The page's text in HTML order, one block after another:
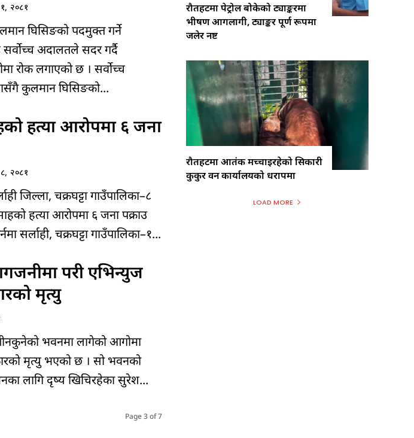
२०८१
घिसिङको पदमुक्त गर्ने
सर्वोच्च अदालतले सदर गर्दै
रोक लगाएको छ । सर्वोच्च
कुलमान घिसिङको...
हत्या आरोपमा ६ जना
२०८१
जिल्ला, चक्रघट्टा गाउँपालिका–८
हत्या आरोपमा ६ जना पक्राउ
सर्लाही, चक्रघट्टा गाउँपालिका–१...
परी एभिन्युज
मृत्यु
भवनमा लागेको आगोमा
मृत्यु भएको छ । सो भवनको
लागि दृष्य खिचिरहेका सुरेश...
Page 3 of 7
रौतहटमा पेट्रोल बोकेको ट्याङ्करमा
भीषण आगलागी, ट्याङ्कर पूर्ण रूपमा
जलेर नष्ट
रौतहटमा आतंक मच्चाइरहेको सिकारी
कुकुर वन कार्यालयको धरापमा
LOAD MORE